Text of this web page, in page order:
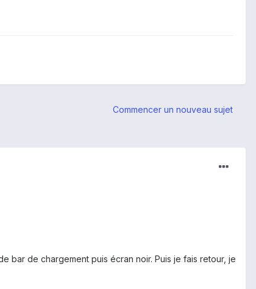
Commencer un nouveau sujet
bar de chargement puis écran noir. Puis je fais retour, je